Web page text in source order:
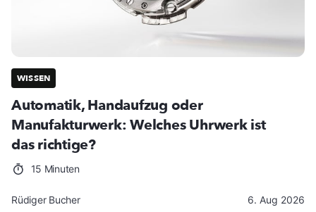
WISSEN
Automatik, Handaufzug oder
Manufakturwerk: Welches Uhrwerk ist
das richtige?
15 Minuten
Rüdiger Bucher 6. Aug 2026